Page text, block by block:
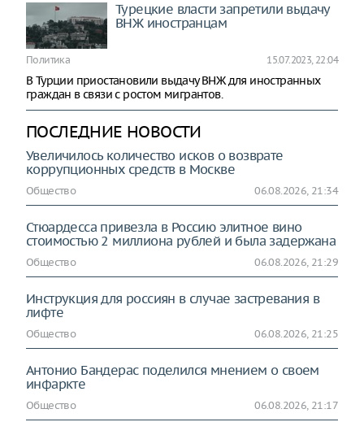
Турецкие власти запретили выдачу
ВНЖ иностранцам
Политика 15.07.2023, 22:04
В Турции приостановили выдачу ВНЖ для иностранных
граждан в связи с ростом мигрантов.
ПОСЛЕДНИЕ НОВОСТИ
Увеличилось количество исков о возврате
коррупционных средств в Москве
Общество 06.08.2026, 21:34
Стюардесса привезла в Россию элитное вино
стоимостью 2 миллиона рублей и была задержана
Общество 06.08.2026, 21:29
Инструкция для россиян в случае застревания в
лифте
Общество 06.08.2026, 21:25
Антонио Бандерас поделился мнением о своем
инфаркте
Общество 06.08.2026, 21:17